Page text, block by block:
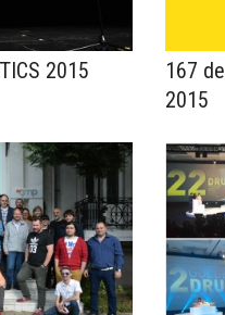
2015
167
2015